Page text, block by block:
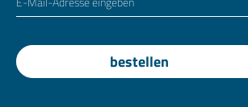
bestellen